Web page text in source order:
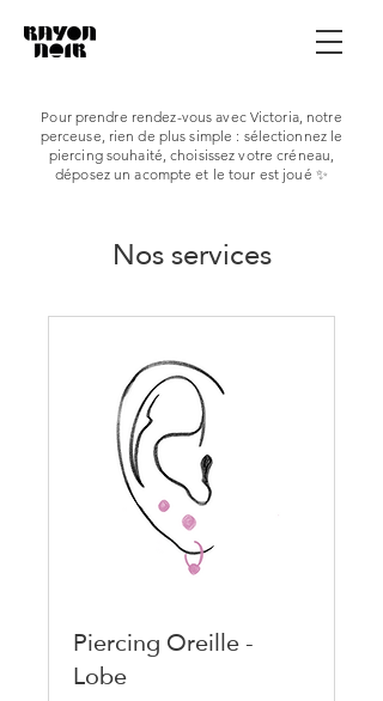
Nos services
Piercing Oreille -
Lobe
Pour prendre rendez-vous avec Victoria, notre
perceuse, rien de plus simple : sélectionnez le
piercing souhaité, choisissez votre créneau,
déposez un acompte et le tour est joué ✨